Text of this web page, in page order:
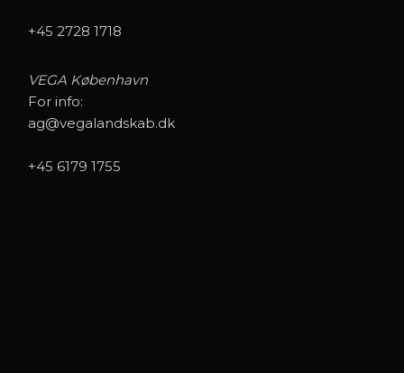
+45 2728 1718
VEGA København
For info:
ag@vegalandskab.dk
+45 6179 1755